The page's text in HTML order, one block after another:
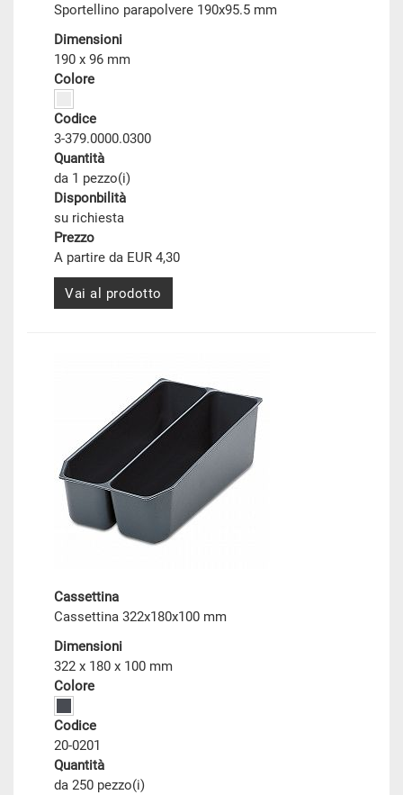
Sportellino parapolvere 190x95.5 mm
Dimensioni
190 x 96 mm
Colore
Codice
3-379.0000.0300
Quantità
da 1 pezzo(i)
Disponbilità
su richiesta
Prezzo
A partire da EUR 4,30
Vai al prodotto
Cassettina
Cassettina 322x180x100 mm
Dimensioni
322 x 180 x 100 mm
Colore
Codice
20-0201
Quantità
da 250 pezzo(i)